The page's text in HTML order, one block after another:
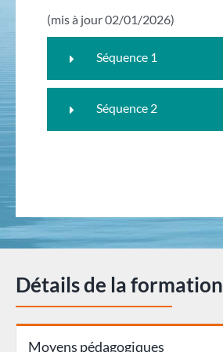
(mis à jour 02/01/2026)
Séquence 1
Séquence 2
Détails de la formation
Moyens pédagogiques